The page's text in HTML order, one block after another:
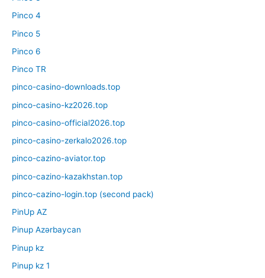
Pinco 4
Pinco 5
Pinco 6
Pinco TR
pinco-casino-downloads.top
pinco-casino-kz2026.top
pinco-casino-official2026.top
pinco-casino-zerkalo2026.top
pinco-cazino-aviator.top
pinco-cazino-kazakhstan.top
pinco-cazino-login.top (second pack)
PinUp AZ
Pinup Azərbaycan
Pinup kz
Pinup kz 1